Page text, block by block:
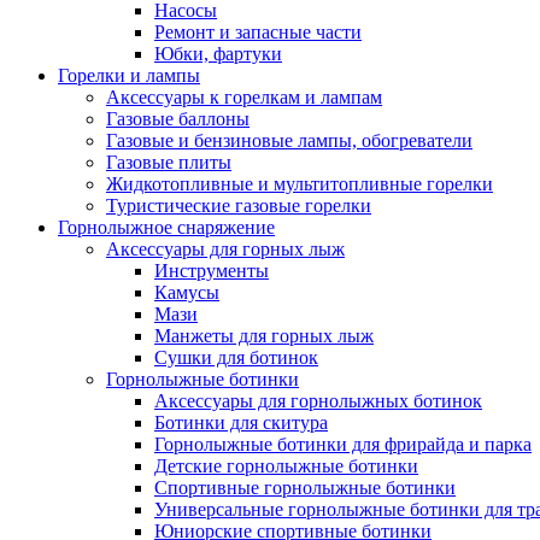
Насосы
Ремонт и запасные части
Юбки, фартуки
Горелки и лампы
Аксессуары к горелкам и лампам
Газовые баллоны
Газовые и бензиновые лампы, обогреватели
Газовые плиты
Жидкотопливные и мультитопливные горелки
Туристические газовые горелки
Горнолыжное снаряжение
Аксессуары для горных лыж
Инструменты
Камусы
Мази
Манжеты для горных лыж
Сушки для ботинок
Горнолыжные ботинки
Аксессуары для горнолыжных ботинок
Ботинки для скитура
Горнолыжные ботинки для фрирайда и парка
Детские горнолыжные ботинки
Спортивные горнолыжные ботинки
Универсальные горнолыжные ботинки для
Юниорские спортивные ботинки